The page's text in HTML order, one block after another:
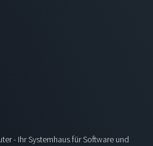
- Ihr Systemhaus für Software und